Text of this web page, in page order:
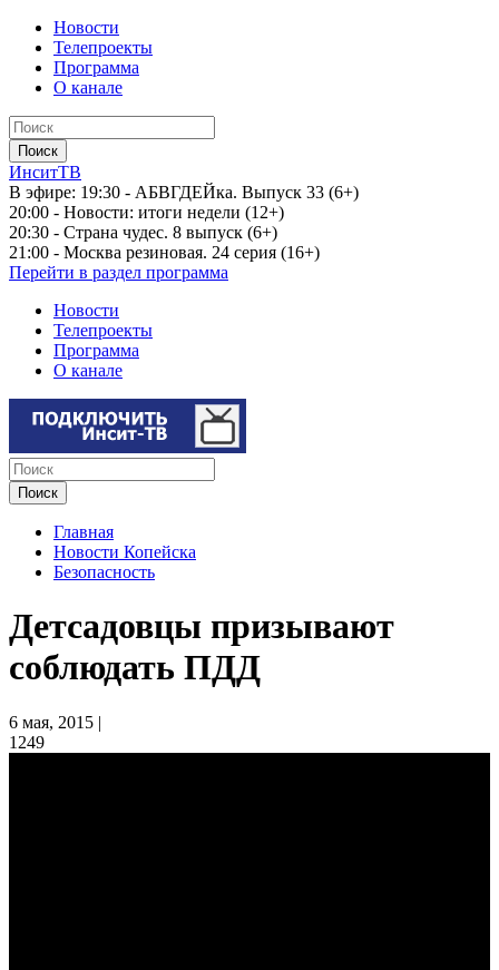
Новости
Телепроекты
Программа
О канале
ИнситТВ
В эфире: 19:30 - АБВГДЕЙка. Выпуск 33 (6+)
20:00 - Новости: итоги недели (12+)
20:30 - Страна чудес. 8 выпуск (6+)
21:00 - Москва резиновая. 24 серия (16+)
Перейти в раздел программа
Новости
Телепроекты
Программа
О канале
Главная
Новости Копейска
Безопасность
Детсадовцы призывают
соблюдать ПДД
6 мая, 2015 |
1249